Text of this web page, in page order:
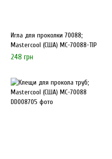
Игла для проколки 70088;
Mastercool (США) MC-70088-TIP
248 грн